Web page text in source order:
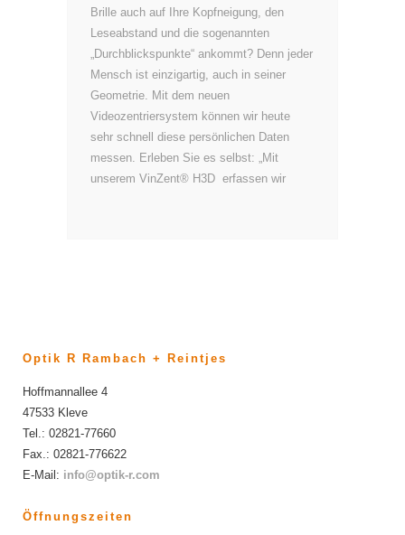
Brille auch auf Ihre Kopfneigung, den
Leseabstand und die sogenannten
„Durchblickspunkte“ ankommt? Denn jeder
Mensch ist einzigartig, auch in seiner
Geometrie. Mit dem neuen
Videozentriersystem können wir heute
sehr schnell diese persönlichen Daten
messen. Erleben Sie es selbst: „Mit
unserem VinZent® H3D erfassen wir
Optik R Rambach + Reintjes
Hoffmannallee 4
47533 Kleve
Tel.: 02821-77660
Fax.: 02821-776622
E-Mail: info@optik-r.com
Öffnungszeiten